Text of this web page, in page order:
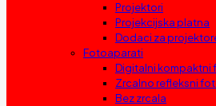
Projektori
Projekcijska platna
Dodaci za
Fotoaparati
Digitalni kompaktni
Zrcalno refleksni
Bez zrcala